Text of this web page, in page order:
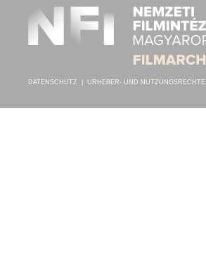
DATENSCHUTZ URHEBER- UND NUTZUNGSRECHTE